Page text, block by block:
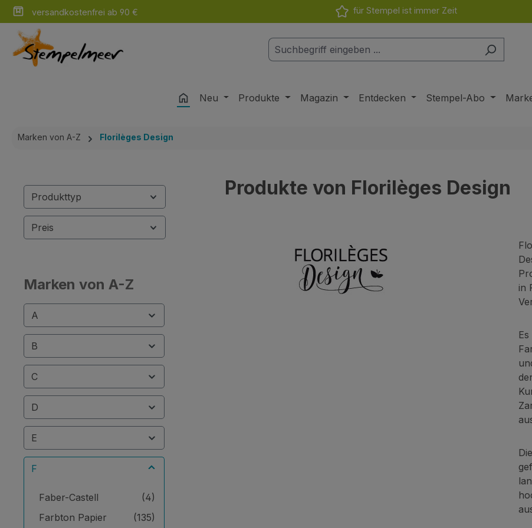
Hauptinhalt springen
Zur Suche springen
Zur Hauptnavigation springen
versandkostenfrei ab 90 € für Stempel ist immer Zeit
Neu Produkte Magazin Entdecken Stempel-Abo
Marken von A-Z Florilèges Design
Produkttyp
Preis
Marken von A-Z
A
B
C
D
E
F
(4)
Faber-Castell
(135)
Farbton Papier
Produkte von Florilèges Design
in